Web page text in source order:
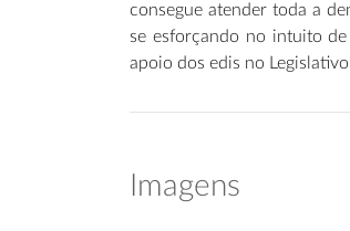
consegue atender toda a
se esforçando no intuito
apoio dos edis no
Imagens